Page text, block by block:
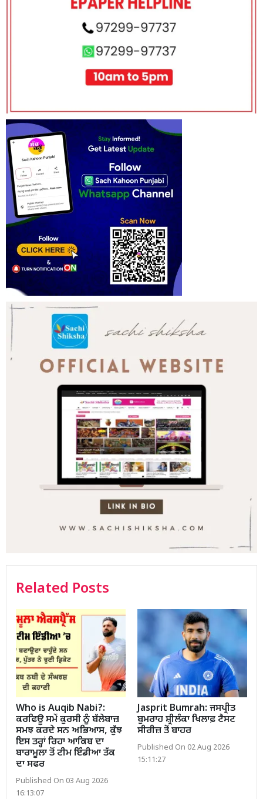
Related Posts
Who is Auqib Nabi?:
ਕਰਫਿਊ ਸਮੇਂ ਕੁਰਸੀ ਨੂੰ ਬੱਲੇਬਾਜ਼
ਸਮਝ ਕਰਦੇ ਸਨ ਅਭਿਆਸ, ਕੁੱਝ
ਇਸ ਤਰ੍ਹਾਂ ਰਿਹਾ ਆਕਿਬ ਦਾ
ਬਾਰਾਮੂਲਾ ਤੋਂ ਟੀਮ ਇੰਡੀਆ ਤੱਕ
ਦਾ ਸਫਰ
Published On 03 Aug 2026
16:13:07
Jasprit Bumrah: ਜਸਪ੍ਰੀਤ
ਬੁਮਰਾਹ ਸ਼੍ਰੀਲੰਕਾ ਖਿਲਾਫ਼ ਟੈਸਟ
ਸੀਰੀਜ਼ ਤੋਂ ਬਾਹਰ
Published On 02 Aug 2026
15:11:27